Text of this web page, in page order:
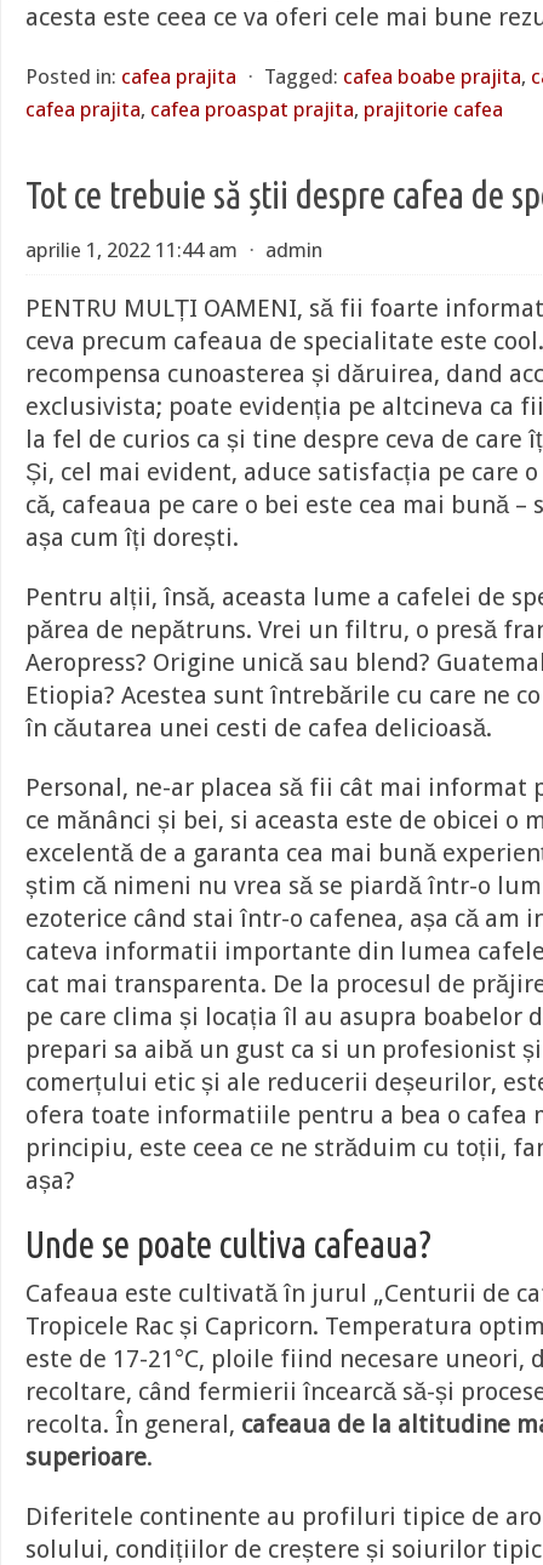
acesta este ceea ce va oferi cele mai bune
Posted in: cafea prajita ⋅ Tagged: cafea boabe prajita,
cafea prajita, cafea proaspat prajita, prajitorie cafea
Tot ce trebuie să știi despre cafea de
aprilie 1, 2022 11:44 am ⋅ admin
PENTRU MULȚI OAMENI, să fii foarte
ceva precum cafeaua de specialitate este
recompensa cunoasterea și dăruirea, dand
exclusivista; poate evidenția pe altcineva ca
la fel de curios ca și tine despre ceva de care
Și, cel mai evident, aduce satisfacția pe care
că, cafeaua pe care o bei este cea mai bună –
așa cum îți dorești.
Pentru alții, însă, aceasta lume a cafelei de
părea de nepătruns. Vrei un filtru, o presă
Aeropress? Origine unică sau blend?
Etiopia? Acestea sunt întrebările cu care ne
în căutarea unei cesti de cafea delicioasă.
Personal, ne-ar placea să fii cât mai informat
ce mănânci și bei, si aceasta este de obicei o
excelentă de a garanta cea mai bună
știm că nimeni nu vrea să se piardă într-o
ezoterice când stai într-o cafenea, așa că am
cateva informatii importante din lumea
cat mai transparenta. De la procesul de
pe care clima și locația îl au asupra boabelor
prepari sa aibă un gust ca si un profesionist
comerțului etic și ale reducerii deșeurilor,
ofera toate informatiile pentru a bea o cafea
principiu, este ceea ce ne străduim cu toții,
așa?
Unde se poate cultiva cafeaua?
Cafeaua este cultivată în jurul „Centurii de
Tropicele Rac și Capricorn. Temperatura
este de 17-21°C, ploile fiind necesare uneori,
recoltare, când fermierii încearcă să-și
recolta. În general, cafeaua de la altitudine
superioare.
Diferitele continente au profiluri tipice de
solului, condițiilor de creștere și soiurilor